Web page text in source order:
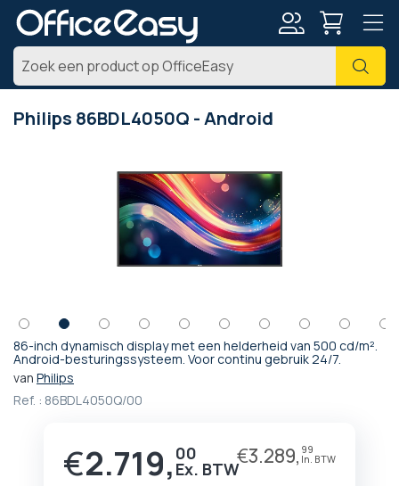
Zoek
Philips 86BDL4050Q - Android
86-inch dynamisch display met een helderheid van 500 cd/m².
Android-besturingssysteem. Voor continu gebruik 24/7.
van Philips
Ref. : 86BDL4050Q/00
Prijs
€2.719, 00 €3.289, 99
Ga
naar
begin
afbeeldingen-